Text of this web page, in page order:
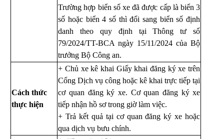
Trường hợp biển số xe đã được cấp là biển 3
số hoặc biển 4 số thì đổi sang biển số định
danh theo quy định tại Thông tư số
79/2024/TT-BCA ngày 15/11/2024 của Bộ
trưởng Bộ Công an.
Cách thức
thực hiện
+ Chủ xe kê khai Giấy khai đăng ký xe trên
Cổng Dịch vụ công hoặc kê khai trực tiếp tại
cơ quan đăng ký xe. Cơ quan đăng ký xe
tiếp nhận hồ sơ trong giờ làm việc.
+ Trả kết quả tại cơ quan đăng ký xe hoặc
qua dịch vụ bưu chính.